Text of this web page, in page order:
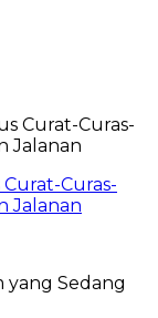
Curas-
Jalanan